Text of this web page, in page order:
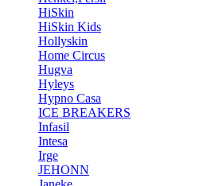
HiSkin
HiSkin Kids
Hollyskin
Home Circus
Hugva
Hyleys
Hypno Casa
ICE BREAKERS
Infasil
Intesa
Irge
JEHONN